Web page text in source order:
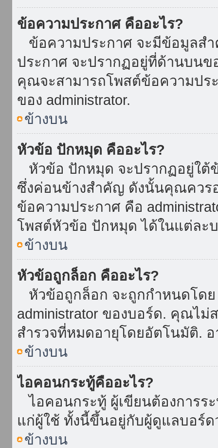
ข้อความประกาศ คืออะไร?
ข้อความประกาศ จะมีข้อมูลส
ประกาศ จะปรากฏอยู่ที่ด้านบนข
คุณจะสามารถโพสต์ข้อความป
ของ administrator.
ข้างบน
หัวข้อ ปักหมุด คืออะไร?
หัวข้อ ปักหมุด จะปรากฏอยู่ใต้
ซึ่งค่อนข้างสำคัญ ดังนั้นคุณควร
ข้อความประกาศ คือ
โพสต์หัวข้อ ปักหมุด ได้ในแต่ละ
ข้างบน
หัวข้อถูกล็อก คืออะไร?
หัวข้อถูกล็อก จะถูกกำหนดโดย
administrator ของบอร์ด. คุณไ
สำรวจที่หมดอายุโดยอัตโนมัติ.
ข้างบน
ไอคอนกระทู้คืออะไร?
ไอคอนกระทู้ ผู้เขียนต้องการร
แก่ผู้ใช้ ทั้งนี้ขึ้นอยู่กับผู้ดูแลบอร์
ข้างบน